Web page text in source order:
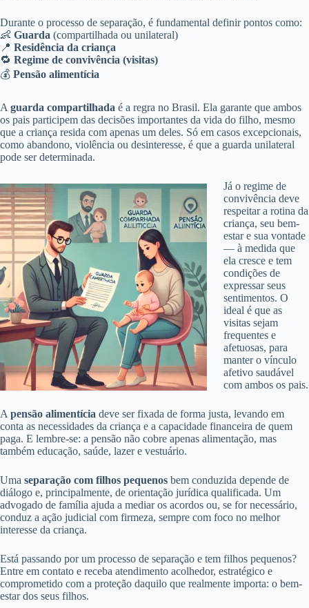
Durante o processo de separação, é fundamental definir pontos como:
👶 Guarda (compartilhada ou unilateral)
📍 Residência da criança
🔁 Regime de convivência (visitas)
💰 Pensão alimentícia
A guarda compartilhada é a regra no Brasil. Ela garante que ambos
os pais participem das decisões importantes da vida do filho, mesmo
que a criança resida com apenas um deles. Só em casos excepcionais,
como abandono, violência ou desinteresse, é que a guarda unilateral
pode ser determinada.
Já o regime de
convivência deve
respeitar a rotina da
criança, seu bem-
estar e sua vontade
— à medida que
ela cresce e tem
condições de
expressar seus
sentimentos. O
ideal é que as
visitas sejam
frequentes e
afetuosas, para
manter o vínculo
afetivo saudável
com ambos os pais.
A pensão alimentícia deve ser fixada de forma justa, levando em
conta as necessidades da criança e a capacidade financeira de quem
paga. E lembre-se: a pensão não cobre apenas alimentação, mas
também educação, saúde, lazer e vestuário.
Uma separação com filhos pequenos bem conduzida depende de
diálogo e, principalmente, de orientação jurídica qualificada. Um
advogado de família ajuda a mediar os acordos ou, se for necessário,
conduz a ação judicial com firmeza, sempre com foco no melhor
interesse da criança.
Está passando por um processo de separação e tem filhos pequenos?
Entre em contato e receba atendimento acolhedor, estratégico e
comprometido com a proteção daquilo que realmente importa: o bem-
estar dos seus filhos.